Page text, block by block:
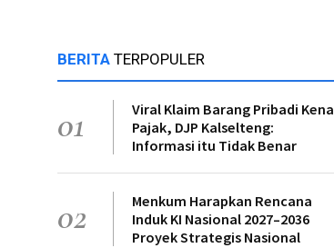
BERITA TERPOPULER
01
Viral Klaim Barang Pribadi Kena
Pajak, DJP Kalselteng:
Informasi itu Tidak Benar
02
Menkum Harapkan Rencana
Induk KI Nasional 2027–2036
Proyek Strategis Nasional